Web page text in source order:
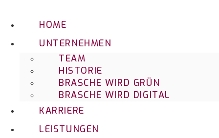
HOME
UNTERNEHMEN
TEAM
HISTORIE
BRASCHE WIRD GRÜN
BRASCHE WIRD DIGITAL
KARRIERE
LEISTUNGEN